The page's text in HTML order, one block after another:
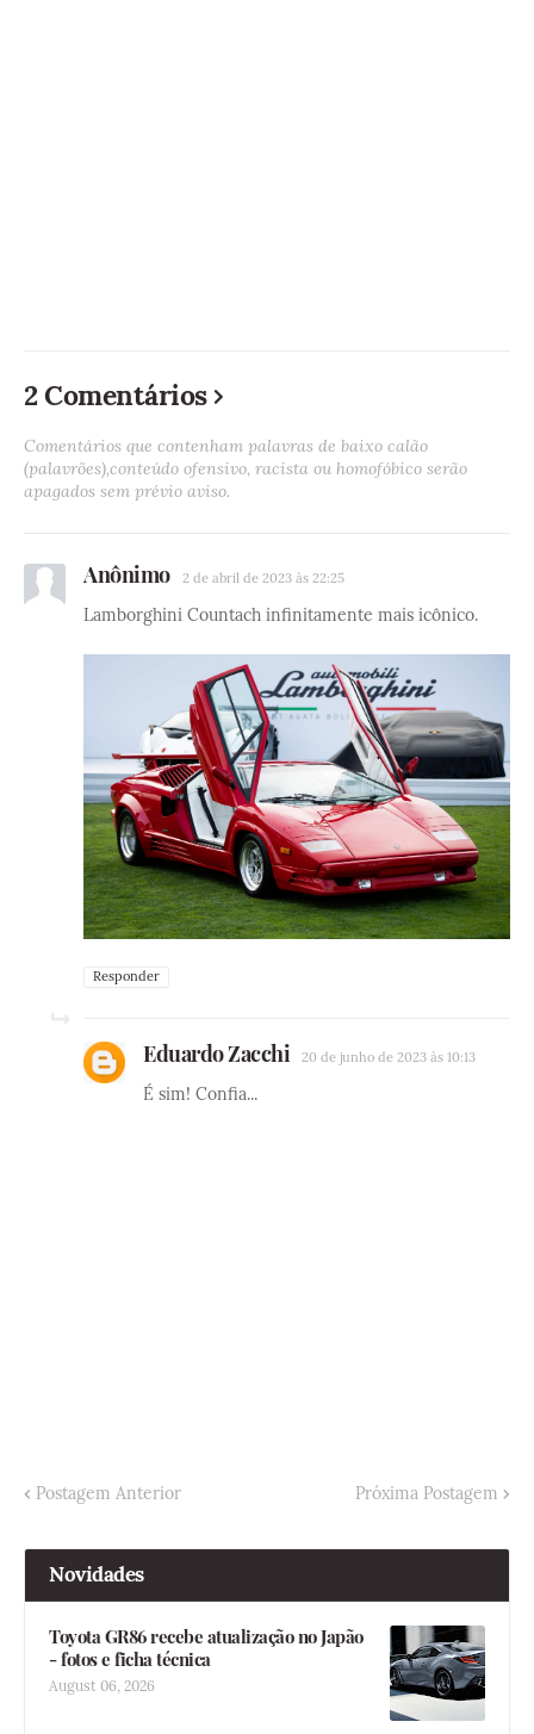
2 Comentários
Comentários que contenham palavras de baixo calão
(palavrões),conteúdo ofensivo, racista ou homofóbico serão
apagados sem prévio aviso.
Anônimo 2 de abril de 2023 às 22:25
Lamborghini Countach infinitamente mais icônico.
Responder
Eduardo Zacchi 20 de junho de 2023 às 10:13
É sim! Confia...
Postagem Anterior Próxima Postagem
Novidades
Toyota GR86 recebe atualização no Japão
- fotos e ficha técnica
August 06, 2026